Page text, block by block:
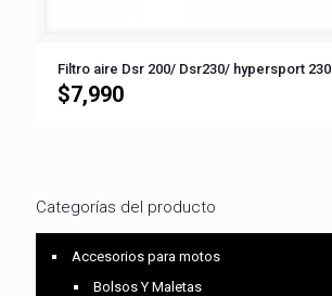
Filtro aire Dsr 200/ Dsr230/ hypersport 230
$7,990
Categorías del producto
Accesorios para motos
Bolsos Y Maletas